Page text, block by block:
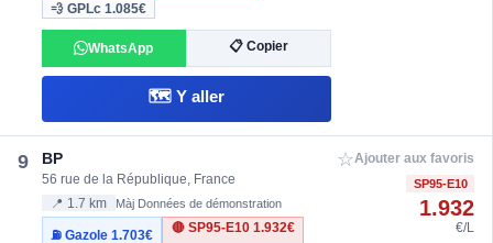
💨 GPLc1.085€
WhatsApp 📋 Copier
🗺️ Y aller
9 BP
56 rue de la République, France
📍 1.7 km Màj Données de démonstration
⛽ Gazole1.703€
🔴 SP95-E10 1.932€
☆Ajouter aux favoris
SP95-E10
1.932
€/L